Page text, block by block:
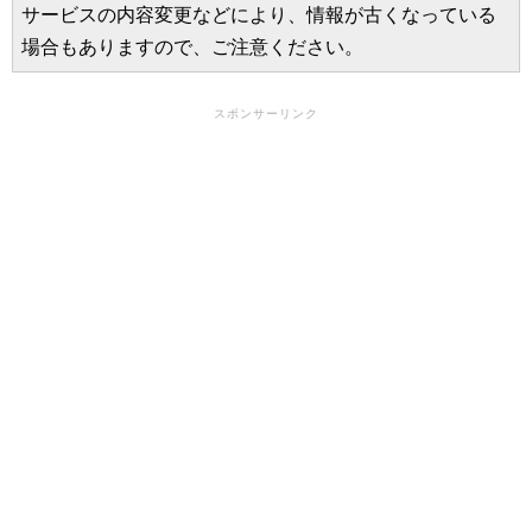
サービスの内容変更などにより、情報が古くなっている
場合もありますので、ご注意ください。
スポンサーリンク